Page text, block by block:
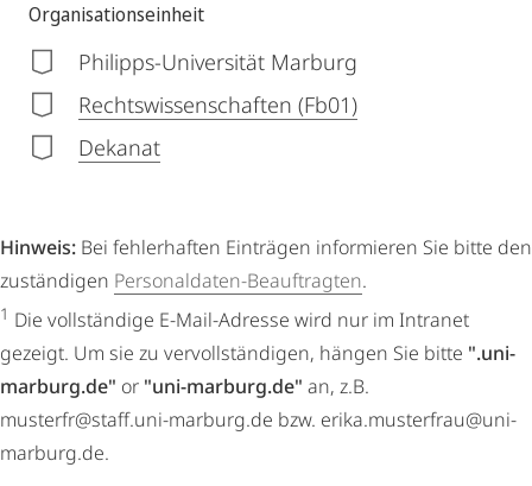
Organisationseinheit
Philipps-Universität Marburg
Rechtswissenschaften (Fb01)
Dekanat
Hinweis: Bei fehlerhaften Einträgen informieren Sie bitte den
zuständigen Personaldaten-Beauftragten.
1 Die vollständige E-Mail-Adresse wird nur im Intranet
gezeigt. Um sie zu vervollständigen, hängen Sie bitte ".uni-
marburg.de" or "uni-marburg.de" an, z.B.
musterfr@staff.uni-marburg.de bzw. erika.musterfrau@uni-
marburg.de.